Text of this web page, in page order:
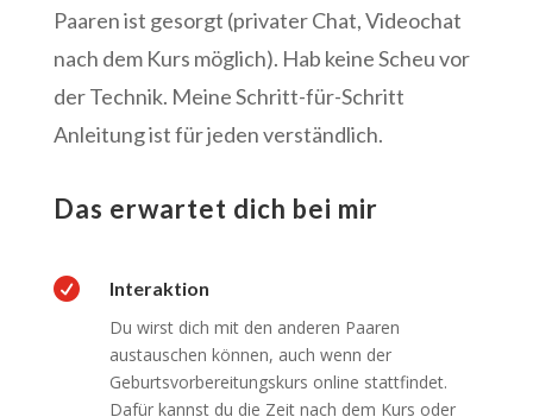
Paaren ist gesorgt (privater Chat, Videochat
nach dem Kurs möglich). Hab keine Scheu vor
der Technik. Meine Schritt-für-Schritt
Anleitung ist für jeden verständlich.
Das erwartet dich bei mir

Interaktion
Du wirst dich mit den anderen Paaren
austauschen können, auch wenn der
Geburtsvorbereitungskurs online stattfindet.
Dafür kannst du die Zeit nach dem Kurs oder